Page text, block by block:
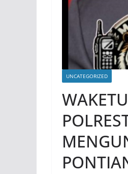
UNCATEGORIZED